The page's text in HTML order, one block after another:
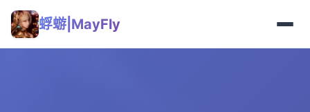
蜉蝣|MayFly